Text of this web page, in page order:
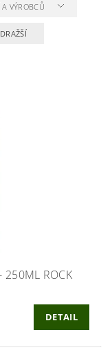
VÝROBCŮ
250ML ROCK
DETAIL